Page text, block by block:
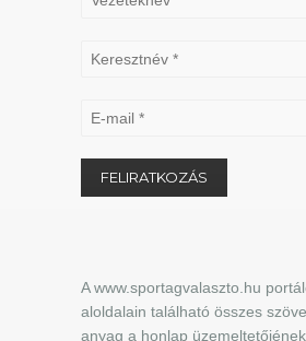
A www.sportagvalaszto.hu
aloldalain található összes
anyag a honlap